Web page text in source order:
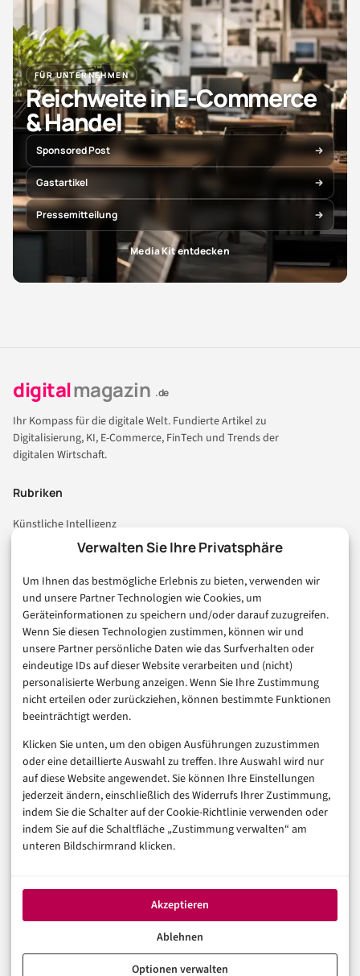
Verwalten Sie Ihre Privatsphäre
Um Ihnen das bestmögliche Erlebnis zu bieten, verwenden wir
und unsere Partner Technologien wie Cookies, um
Geräteinformationen zu speichern und/oder darauf zuzugreifen.
Wenn Sie diesen Technologien zustimmen, können wir und
unsere Partner persönliche Daten wie das Surfverhalten oder
eindeutige IDs auf dieser Website verarbeiten und (nicht)
personalisierte Werbung anzeigen. Wenn Sie Ihre Zustimmung
nicht erteilen oder zurückziehen, können bestimmte Funktionen
beeinträchtigt werden.
Klicken Sie unten, um den obigen Ausführungen zuzustimmen
oder eine detaillierte Auswahl zu treffen. Ihre Auswahl wird nur
auf diese Website angewendet. Sie können Ihre Einstellungen
jederzeit ändern, einschließlich des Widerrufs Ihrer Zustimmung,
indem Sie die Schalter auf der Cookie-Richtlinie verwenden oder
indem Sie auf die Schaltfläche „Zustimmung verwalten“ am
unteren Bildschirmrand klicken.
Akzeptieren
Ablehnen
Optionen verwalten
FÜR UNTERNEHMEN
Reichweite in E-Commerce
& Handel
Sponsored Post
Gastartikel
Pressemitteilung
Media Kit entdecken
digitalmagazin .de
Ihr Kompass für die digitale Welt. Fundierte Artikel zu
Digitalisierung, KI, E-Commerce, FinTech und Trends der
digitalen Wirtschaft.
Rubriken
Künstliche Intelligenz
Technologie & IT
Consumer & Digital Life
Marketing
Finanzen & FinTech
Business & Karriere
Sicherheit & Recht
Digitalisierung
Marketing
Magazin
Unsere Redaktion
Werbeformate & Media Kit
Rechtliches
Datenschutzerklärung (EU)
Cookie-Richtlinie (EU)